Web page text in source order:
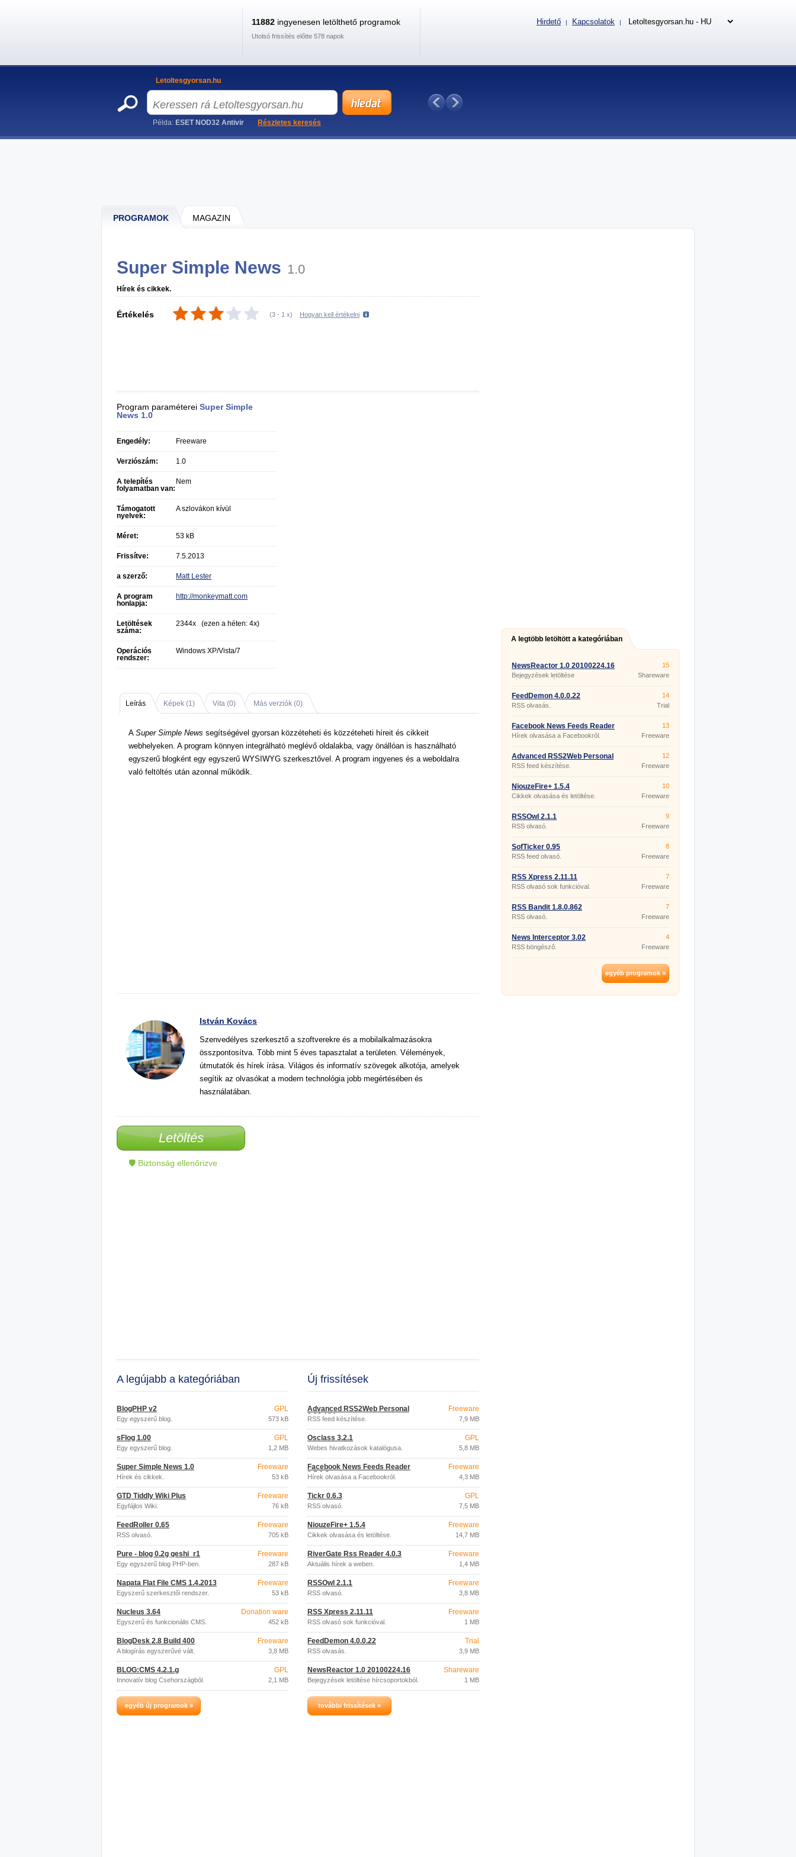
PROGRAMOK MAGAZIN
Super Simple News 1.0
Hírek és cikkek.
Értékelés (3 - 1 x) Hogyan kell értékelni
Program paraméterei Super Simple
News 1.0
Engedély: Freeware
Verziószám: 1.0
A telepítés
folyamatban van:
Nem
Támogatott
nyelvek:
A szlovákon kívül
Méret: 53 kB
Frissítve: 7.5.2013
a szerző: Matt Lester
A program
honlapja:
http://monkeymatt.com
Letöltések
száma:
2344x (ezen a héten: 4x)
Operációs
rendszer:
Windows XP/Vista/7
Leírás Képek (1) Vita (0) Más verziók (0)
A Super Simple News segítségével gyorsan közzéteheti és közzéteheti híreit és cikkeit
webhelyeken. A program könnyen integrálható meglévő oldalakba, vagy önállóan is használható
egyszerű blogként egy egyszerű WYSIWYG szerkesztővel. A program ingyenes és a weboldalra
való feltöltés után azonnal működik.
István Kovács
Szenvedélyes szerkesztő a szoftverekre és a mobilalkalmazásokra
összpontosítva. Több mint 5 éves tapasztalat a területen. Vélemények,
útmutatók és hírek írása. Világos és informatív szövegek alkotója, amelyek
segítik az olvasókat a modern technológia jobb megértésében és
használatában.
Letöltés
🛡 Biztonság ellenőrizve
A legújabb a kategóriában
BlogPHP v2
Egy egyszerű blog.
GPL
573 kB
sFlog 1.00
Egy egyszerű blog.
GPL
1,2 MB
Super Simple News 1.0
Hírek és cikkek.
Freeware
53 kB
GTD Tiddly Wiki Plus
Egyfájlos Wiki.
Freeware
76 kB
FeedRoller 0.65
RSS olvasó.
Freeware
705 kB
Pure - blog 0.2g geshi_r1
Egy egyszerű blog PHP-ben.
Freeware
287 kB
Napata Flat File CMS 1.4.2013
Egyszerű szerkesztői rendszer.
Freeware
53 kB
Nucleus 3.64
Egyszerű és funkcionális CMS.
Donation ware
452 kB
BlogDesk 2.8 Build 400
A blogírás egyszerűvé vált.
Freeware
3,8 MB
BLOG:CMS 4.2.1.g
Innovatív blog Csehországból.
GPL
2,1 MB
egyéb új programok »
Új frissítések
Advanced RSS2Web Personal
3.33.104
RSS feed készítése.
Freeware
7,9 MB
Osclass 3.2.1
Webes hivatkozások katalógusa.
GPL
5,8 MB
Facebook News Feeds Reader
0.5.0.8
Hírek olvasása a Facebookról.
Freeware
4,3 MB
Tickr 0.6.3
RSS olvasó.
GPL
7,5 MB
NiouzeFire+ 1.5.4
Cikkek olvasása és letöltése.
Freeware
14,7 MB
RiverGate Rss Reader 4.0.3
Aktuális hírek a weben.
Freeware
1,4 MB
RSSOwl 2.1.1
RSS olvasó.
Freeware
3,8 MB
RSS Xpress 2.11.11
RSS olvasó sok funkcióval.
Freeware
1 MB
FeedDemon 4.0.0.22
RSS olvasás.
Trial
3,9 MB
NewsReactor 1.0 20100224.16
Bejegyzések letöltése hírcsoportokból.
Shareware
1 MB
további frissítések »
A legtöbb letöltött a kategóriában
NewsReactor 1.0 20100224.16
Bejegyzések letöltése
hírcsoportokból.
15
Shareware
FeedDemon 4.0.0.22
RSS olvasás.
14
Trial
Facebook News Feeds Reader
0.5.0.8
Hírek olvasása a Facebookról.
13
Freeware
Advanced RSS2Web Personal
3.33.104
RSS feed készítése.
12
Freeware
NiouzeFire+ 1.5.4
Cikkek olvasása és letöltése.
10
Freeware
RSSOwl 2.1.1
RSS olvasó.
9
Freeware
SofTicker 0.95
RSS feed olvasó.
8
Freeware
RSS Xpress 2.11.11
RSS olvasó sok funkcióval.
7
Freeware
RSS Bandit 1.8.0.862
RSS olvasó.
7
Freeware
News Interceptor 3.02
RSS böngésző.
4
Freeware
egyéb programok »
11882 ingyenesen letölthető programok
Utolsó frissítés előtte 578 napok
Hirdető | Kapcsolatok |
Letoltesgyorsan.hu
Példa: ESET NOD32 Antivir Részletes keresés